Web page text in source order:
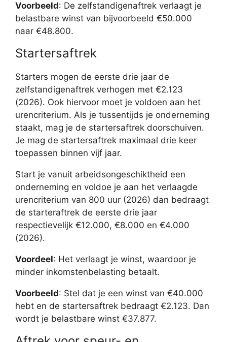
Voorbeeld: De zelfstandigenaftrek verlaagt je
belastbare winst van bijvoorbeeld €50.000
naar €48.800.
Startersaftrek
Starters mogen de eerste drie jaar de
zelfstandigenaftrek verhogen met €2.123
(2026). Ook hiervoor moet je voldoen aan het
urencriterium. Als je tussentijds je onderneming
staakt, mag je de startersaftrek doorschuiven.
Je mag de startersaftrek maximaal drie keer
toepassen binnen vijf jaar.
Start je vanuit arbeidsongeschiktheid een
onderneming en voldoe je aan het verlaagde
urencriterium van 800 uur (2026) dan bedraagt
de starteraftrek de eerste drie jaar
respectievelijk €12.000, €8.000 en €4.000
(2026).
Voordeel: Het verlaagt je winst, waardoor je
minder inkomstenbelasting betaalt.
Voorbeeld: Stel dat je een winst van €40.000
hebt en de startersaftrek bedraagt €2.123. Dan
wordt je belastbare winst €37.877.